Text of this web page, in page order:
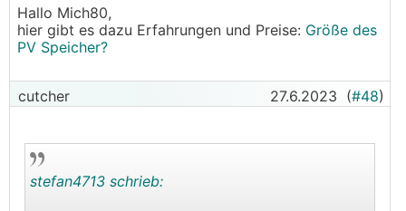
Hallo Mich80,
hier gibt es dazu Erfahrungen und Preise: Größe des
PV Speicher?
cutcher 27.6.2023 (#48)
stefan4713 schrieb: